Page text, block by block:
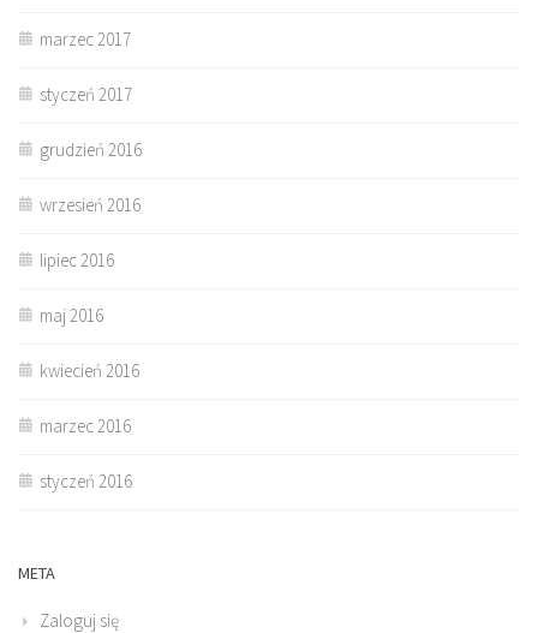
marzec 2017
styczeń 2017
grudzień 2016
wrzesień 2016
lipiec 2016
maj 2016
kwiecień 2016
marzec 2016
styczeń 2016
META
Zaloguj się